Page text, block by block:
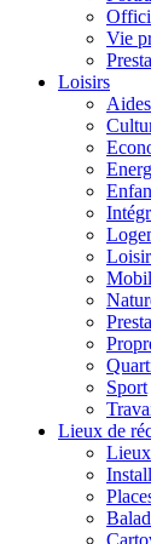
Vie
Loisirs
Sport
Lieux de
Lieux